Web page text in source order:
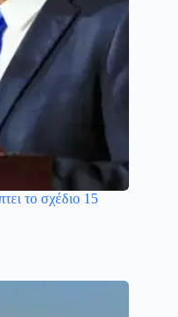
το σχέδιο 15